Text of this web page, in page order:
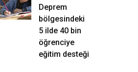
Deprem
bölgesindeki
5 ilde 40 bin
öğrenciye
eğitim desteği